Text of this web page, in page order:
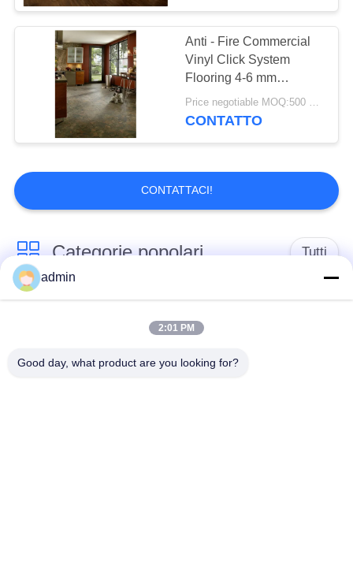
Anti - Fire Commercial
Vinyl Click System
Flooring 4-6 mm
Thickness
Price negotiable MOQ:500 square meters
CONTATTO
CONTATTACI!
Categorie popolari Tutti
lusso delle mattonelle
admin
2:01 PM
Good day, what product are you looking for?